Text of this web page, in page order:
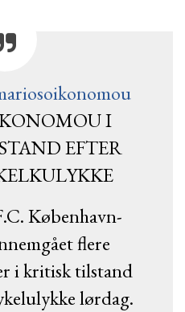
I
EFTER
København-
flere
i kritisk tilstand
lørdag.